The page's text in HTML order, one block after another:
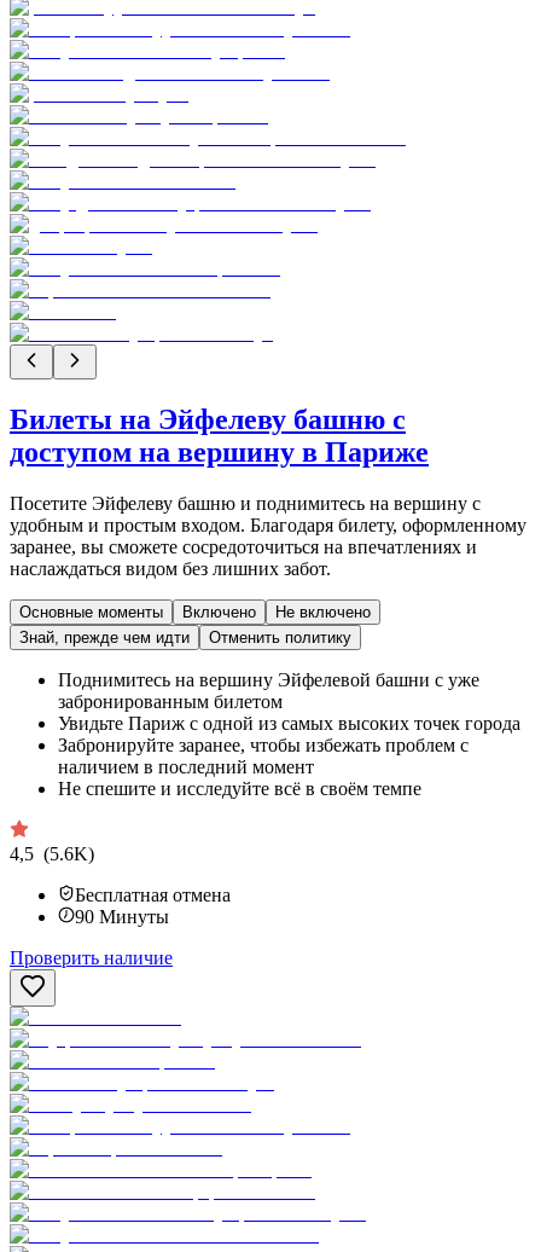
Билеты на Эйфелеву башню с
доступом на вершину в Париже
Посетите Эйфелеву башню и поднимитесь на вершину с
удобным и простым входом. Благодаря билету, оформленному
заранее, вы сможете сосредоточиться на впечатлениях и
наслаждаться видом без лишних забот.
Основные моменты Включено
Не включено
Знай, прежде чем идти
Отменить политику
Поднимитесь на вершину Эйфелевой башни с уже
забронированным билетом
Увидьте Париж с одной из самых высоких точек города
Забронируйте заранее, чтобы избежать проблем с
наличием в последний момент
Не спешите и исследуйте всё в своём темпе
4,5 (5.6K)
Бесплатная отмена
90 Минуты
Проверить наличие